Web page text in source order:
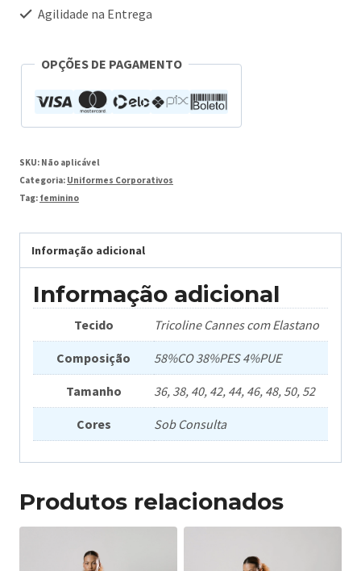
Agilidade na Entrega
OPÇÕES DE PAGAMENTO
SKU: Não aplicável
Categoria: Uniformes Corporativos
Tag: feminino
Informação adicional
Informação adicional
Tecido Tricoline Cannes com Elastano
Composição 58%CO 38%PES 4%PUE
Tamanho 36, 38, 40, 42, 44, 46, 48, 50, 52
Cores Sob Consulta
Produtos relacionados